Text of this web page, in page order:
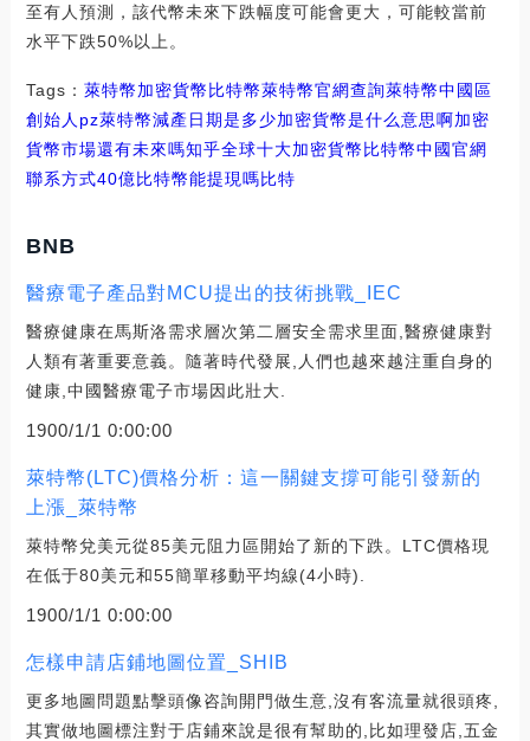
至有人預測，該代幣未來下跌幅度可能會更大，可能較當前
水平下跌50%以上。
Tags： 萊特幣加密貨幣 比特幣萊特幣官網查詢萊特幣中國區
創始人pz萊特幣減產日期是多少加密貨幣是什么意思啊加密
貨幣市場還有未來嗎知乎全球十大加密貨幣比特幣中國官網
聯系方式40億比特幣能提現嗎比特
BNB
醫療電子產品對MCU提出的技術挑戰_IEC
醫療健康在馬斯洛需求層次第二層安全需求里面,醫療健康對
人類有著重要意義。隨著時代發展,人們也越來越注重自身的
健康,中國醫療電子市場因此壯大.
1900/1/1 0:00:00
萊特幣(LTC)價格分析：這一關鍵支撐可能引發新的
上漲_萊特幣
萊特幣兌美元從85美元阻力區開始了新的下跌。LTC價格現
在低于80美元和55簡單移動平均線(4小時).
1900/1/1 0:00:00
怎樣申請店鋪地圖位置_SHIB
更多地圖問題點擊頭像咨詢開門做生意,沒有客流量就很頭疼,
其實做地圖標注對于店鋪來說是很有幫助的,比如理發店,五金